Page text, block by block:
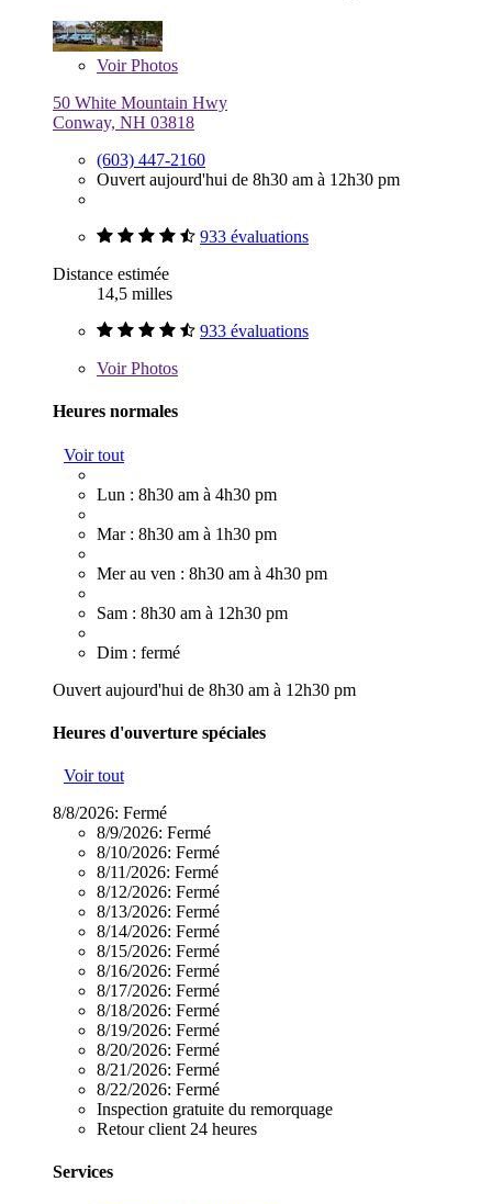
VoirPhotos
50 White Mountain Hwy
Conway, NH 03818
(603) 447-2160
Ouvert aujourd'hui de 8h30 am à 12h30 pm
933 évaluations
Distance estimée
14,5 milles
933 évaluations
VoirPhotos
Heures normales
Voir tout
Lun : 8h30 am à 4h30 pm
Mar : 8h30 am à 1h30 pm
Mer au ven : 8h30 am à 4h30 pm
Sam : 8h30 am à 12h30 pm
Dim : fermé
Ouvert aujourd'hui de 8h30 am à 12h30 pm
Heures d'ouverture spéciales
Voir tout
8/8/2026: Fermé
8/9/2026: Fermé
8/10/2026: Fermé
8/11/2026: Fermé
8/12/2026: Fermé
8/13/2026: Fermé
8/14/2026: Fermé
8/15/2026: Fermé
8/16/2026: Fermé
8/17/2026: Fermé
8/18/2026: Fermé
8/19/2026: Fermé
8/20/2026: Fermé
8/21/2026: Fermé
8/22/2026: Fermé
Inspection gratuite du remorquage
Retour client 24 heures
Services